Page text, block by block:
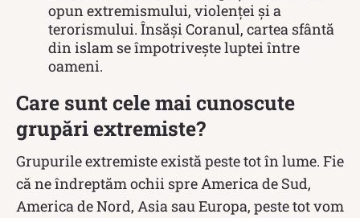
opun extremismului, violenței și a
terorismului. Însăși Coranul, cartea sfântă
din islam se împotrivește luptei între
oameni.
Care sunt cele mai cunoscute
grupări extremiste?
Grupurile extremiste există peste tot în lume. Fie
că ne îndreptăm ochii spre America de Sud,
America de Nord, Asia sau Europa, peste tot vom